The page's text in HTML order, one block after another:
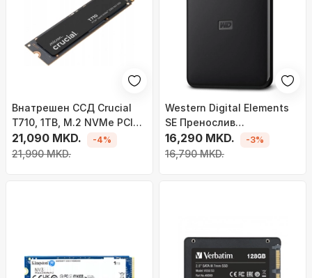
Внатрешен ССД Crucial
T710, 1TB, M.2 NVMe PCIe
Gen 5, црн
21,090 MKD.
21,990 MKD.
-4%
Western Digital Elements
SE Пренослив
Надворешен HDD, 4 TB,
USB 3.0
16,290 MKD.
16,790 MKD.
-3%